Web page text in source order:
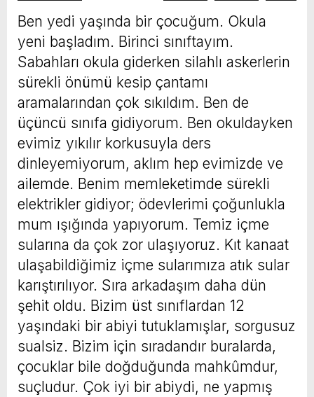
Ben yedi yaşında bir çocuğum. Okula
yeni başladım. Birinci sınıftayım.
Sabahları okula giderken silahlı askerlerin
sürekli önümü kesip çantamı
aramalarından çok sıkıldım. Ben de
üçüncü sınıfa gidiyorum. Ben okuldayken
evimiz yıkılır korkusuyla ders
dinleyemiyorum, aklım hep evimizde ve
ailemde. Benim memleketimde sürekli
elektrikler gidiyor; ödevlerimi çoğunlukla
mum ışığında yapıyorum. Temiz içme
sularına da çok zor ulaşıyoruz. Kıt kanaat
ulaşabildiğimiz içme sularımıza atık sular
karıştırılıyor. Sıra arkadaşım daha dün
şehit oldu. Bizim üst sınıflardan 12
yaşındaki bir abiyi tutuklamışlar, sorgusuz
sualsiz. Bizim için sıradandır buralarda,
çocuklar bile doğduğunda mahkûmdur,
suçludur. Çok iyi bir abiydi, ne yapmış